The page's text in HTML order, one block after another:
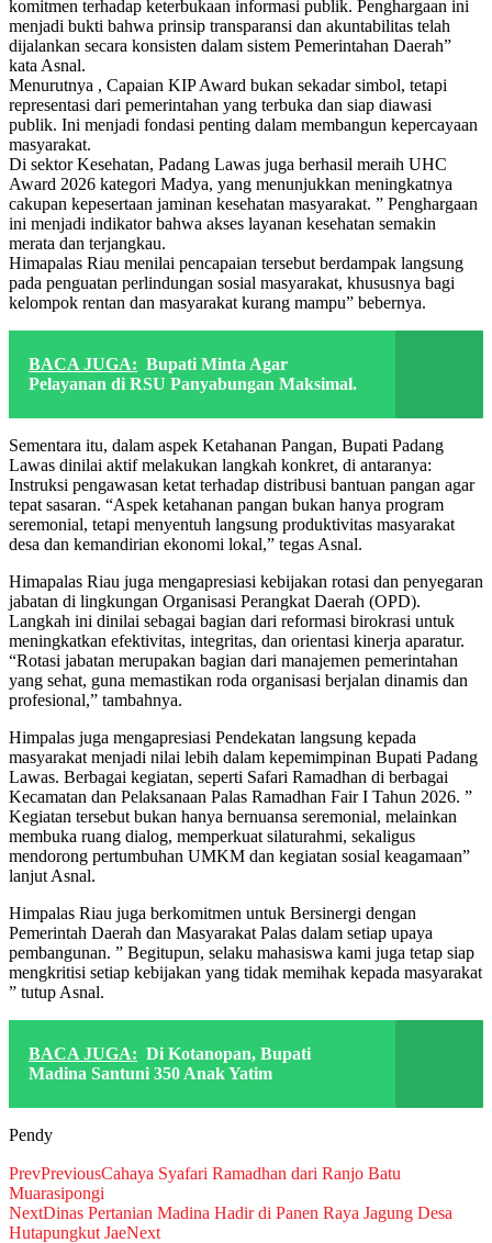
komitmen terhadap keterbukaan informasi publik. Penghargaan ini
menjadi bukti bahwa prinsip transparansi dan akuntabilitas telah
dijalankan secara konsisten dalam sistem Pemerintahan Daerah”
kata Asnal.
Menurutnya , Capaian KIP Award bukan sekadar simbol, tetapi
representasi dari pemerintahan yang terbuka dan siap diawasi
publik. Ini menjadi fondasi penting dalam membangun kepercayaan
masyarakat.
Di sektor Kesehatan, Padang Lawas juga berhasil meraih UHC
Award 2026 kategori Madya, yang menunjukkan meningkatnya
cakupan kepesertaan jaminan kesehatan masyarakat. ” Penghargaan
ini menjadi indikator bahwa akses layanan kesehatan semakin
merata dan terjangkau.
Himapalas Riau menilai pencapaian tersebut berdampak langsung
pada penguatan perlindungan sosial masyarakat, khususnya bagi
kelompok rentan dan masyarakat kurang mampu” bebernya.
BACA JUGA: Bupati Minta Agar
Pelayanan di RSU Panyabungan Maksimal.
Sementara itu, dalam aspek Ketahanan Pangan, Bupati Padang
Lawas dinilai aktif melakukan langkah konkret, di antaranya:
Instruksi pengawasan ketat terhadap distribusi bantuan pangan agar
tepat sasaran. “Aspek ketahanan pangan bukan hanya program
seremonial, tetapi menyentuh langsung produktivitas masyarakat
desa dan kemandirian ekonomi lokal,” tegas Asnal.
Himapalas Riau juga mengapresiasi kebijakan rotasi dan penyegaran
jabatan di lingkungan Organisasi Perangkat Daerah (OPD).
Langkah ini dinilai sebagai bagian dari reformasi birokrasi untuk
meningkatkan efektivitas, integritas, dan orientasi kinerja aparatur.
“Rotasi jabatan merupakan bagian dari manajemen pemerintahan
yang sehat, guna memastikan roda organisasi berjalan dinamis dan
profesional,” tambahnya.
Himpalas juga mengapresiasi Pendekatan langsung kepada
masyarakat menjadi nilai lebih dalam kepemimpinan Bupati Padang
Lawas. Berbagai kegiatan, seperti Safari Ramadhan di berbagai
Kecamatan dan Pelaksanaan Palas Ramadhan Fair I Tahun 2026. ”
Kegiatan tersebut bukan hanya bernuansa seremonial, melainkan
membuka ruang dialog, memperkuat silaturahmi, sekaligus
mendorong pertumbuhan UMKM dan kegiatan sosial keagamaan”
lanjut Asnal.
Himpalas Riau juga berkomitmen untuk Bersinergi dengan
Pemerintah Daerah dan Masyarakat Palas dalam setiap upaya
pembangunan. ” Begitupun, selaku mahasiswa kami juga tetap siap
mengkritisi setiap kebijakan yang tidak memihak kepada masyarakat
” tutup Asnal.
BACA JUGA: Di Kotanopan, Bupati
Madina Santuni 350 Anak Yatim
Pendy
PrevPreviousCahaya Syafari Ramadhan dari Ranjo Batu
Muarasipongi
NextDinas Pertanian Madina Hadir di Panen Raya Jagung Desa
Hutapungkut JaeNext